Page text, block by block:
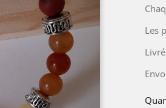
Les